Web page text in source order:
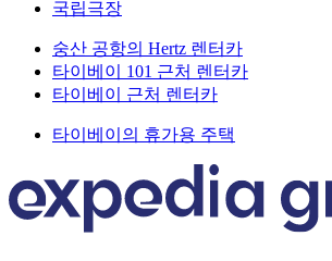
국립극장
숭산 공항의 Hertz 렌터카
타이베이 101 근처 렌터카
타이베이 근처 렌터카
타이베이의 휴가용 주택